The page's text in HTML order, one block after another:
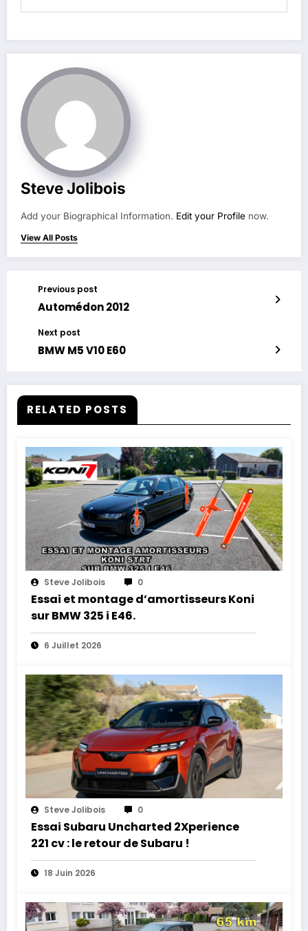
Steve Jolibois
Add your Biographical Information. Edit your Profile now.
View All Posts
Previous post
Automédon 2012
Next post
BMW M5 V10 E60
RELATED POSTS
Steve Jolibois 0
Essai et montage d’amortisseurs Koni
sur BMW 325 i E46.
6 Juillet 2026
Steve Jolibois 0
Essai Subaru Uncharted 2Xperience
221 cv : le retour de Subaru !
18 Juin 2026